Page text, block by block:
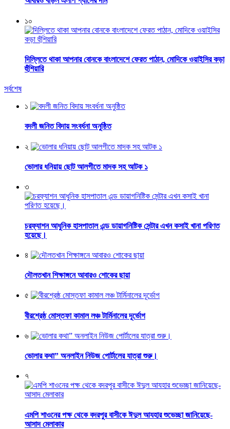
১০
দিল্লিতে থাকা আপনার বোনকে বাংলাদেশে ফেরত পাঠান, মোদিকে ওয়াইসির কড়া
হুঁশিয়ারি
সর্বশেষ
১
বদলী জনিত বিদায় সংবর্ধনা অনুষ্ঠিত
২
ভোলার ধনিয়ায় ছোট আলগীতে মাদক সহ আটক ১
৩
চরফ্যাশন আধুনিক হাসপাতাল এন্ড ডায়াগনিষ্টিক সেন্টার এখন কসাই খানা পরিণত
হয়েছে।
৪
দৌলতখান শিক্ষাঙ্গনে আবারও শোকের ছায়া
৫
বীরশ্রেষ্ঠ মোস্তফা কামাল লঞ্চ টার্মিনালের দূর্ভোগ
৬
ভোলার কথা” অনলাইন নিউজ পোর্টালের যাত্রা শুরু।
৭
এমপি শাওনের পক্ষ থেকে বদরপুর বাসীকে ঈদুল আযহার শুভেচ্ছা জানিয়েছে-
আসাদ মেলাকার